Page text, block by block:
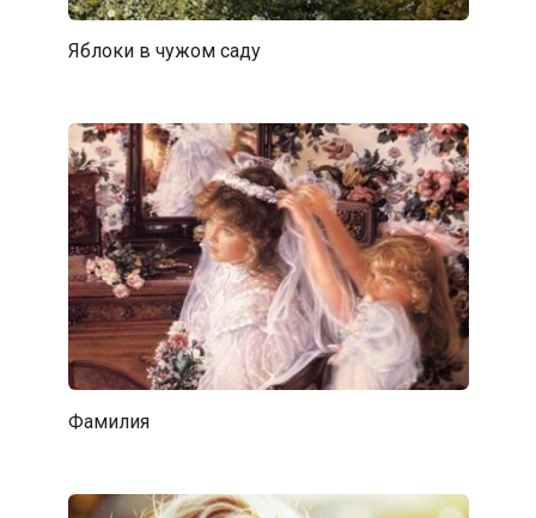
Яблоки в чужом саду
Фамилия